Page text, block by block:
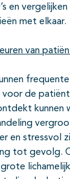
en
met elkaar.
van
voor de
kunnen
en stressvol
tot gevolg.